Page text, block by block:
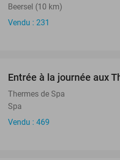
Beersel (10 km)
Vendu : 231
Entrée à la journée aux
Thermes de Spa
Spa
Vendu : 469